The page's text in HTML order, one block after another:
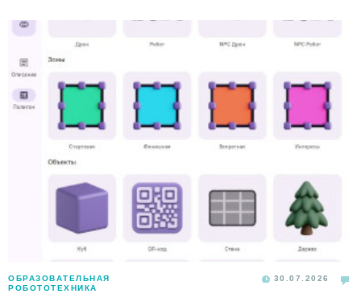
ОБРАЗОВАТЕЛЬНАЯ
РОБОТОТЕХНИКА
30.07.2026